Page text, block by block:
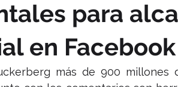
para
en Facebook
más de 900 millones